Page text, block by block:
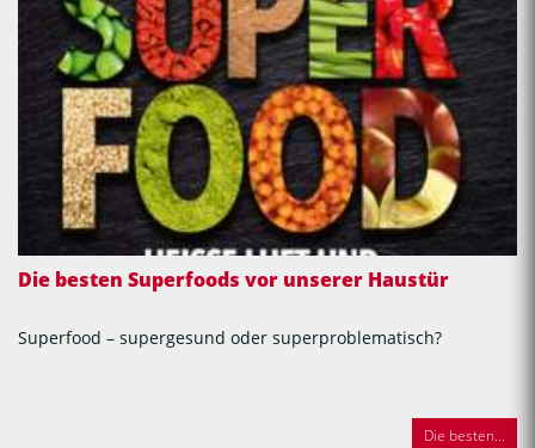
Die besten Superfoods vor unserer Haustür
Superfood – supergesund oder superproblematisch?
Die besten...